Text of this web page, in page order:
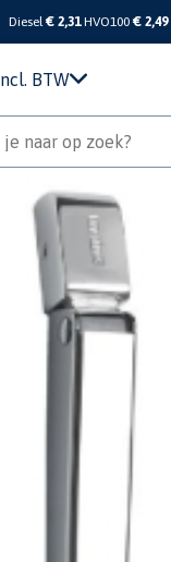
Diesel€ 2,31 HVO100 € 2,49
BTW
Ruitenwissers